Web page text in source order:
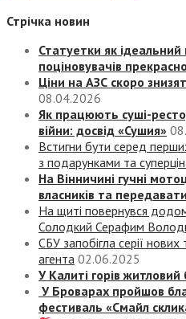
Стрічка новин
Статуетки як
поціновувачів
Ціни на АЗС скоро
08.04.2026
Як працюють суші-
війни: досвід «Сушия»
Встигни бути серед
з подарунками та
На Вінничині гучні
власників та
На щиті повернувся
Солодкий Серафим
СБУ запобігла серії
агента 02.06.2025
У Калиті горів
У Броварах пройшов
фестиваль «Смайл